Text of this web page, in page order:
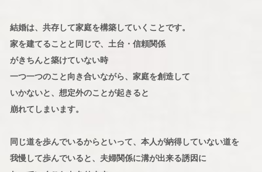
結婚は、共存して家庭を構築していくことです。
家を建てることと同じで、土台・信頼関係
がきちんと築けていない時
一つ一つのこと向き合いながら、家庭を創造して
いかないと、想定外のことが起きると
崩れてしまいます。
同じ道を歩んでいるからといって、本人が納得していない道を
我慢して歩んでいると、夫婦関係に溝が出来る誘因に